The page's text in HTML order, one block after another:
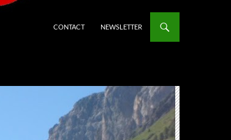
CONTACT NEWSLETTER